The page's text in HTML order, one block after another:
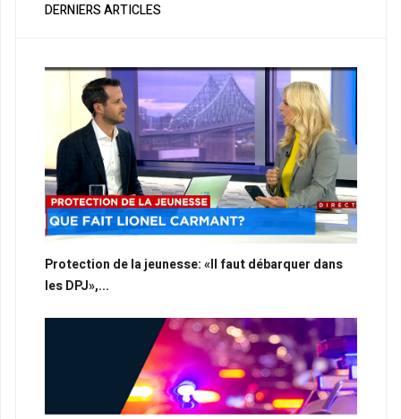
DERNIERS ARTICLES
Protection de la jeunesse: «Il faut débarquer dans
les DPJ»,...